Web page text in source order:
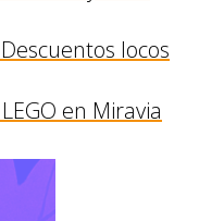
locos
en Miravia